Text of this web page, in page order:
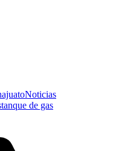
Noticias
tanque de gas